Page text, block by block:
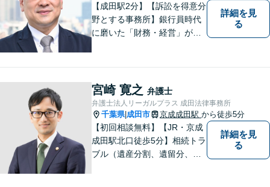
【成田駅2分】【訴訟を得意分
野とする事務所】銀行員時代
に磨いた「財務・経営」が強
すいパートナーを目指してい
ます。【元裁判官の弁護士も
在籍】企業法務を中心に、個
人案件にも対応
詳細を見
る
宮崎 寛之 弁護士
弁護士法人リーガルプラス 成田法律事務所
千葉県| 成田市 京成成田駅 から徒歩5分
【初回相談無料】【JR・京成
成田駅北口徒歩5分】相続トラ
ブル（遺産分割、遺留分、遺
詳細を見
る